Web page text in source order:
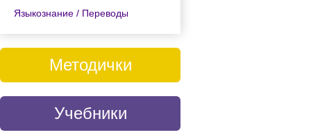
Языкознание / Переводы
Методички
Учебники